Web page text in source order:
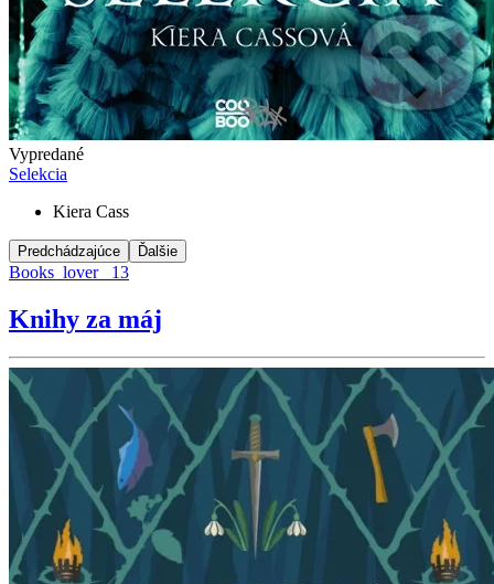
Vypredané
Selekcia
Kiera Cass
Predchádzajúce Ďalšie
Books_lover_ 13
Knihy za máj